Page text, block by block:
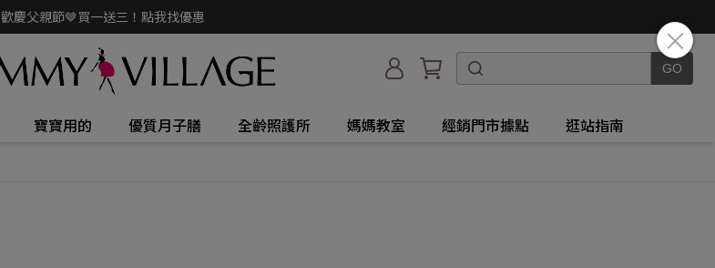
歡慶父親節🤎買一送三！點我找優惠
寶寶用的 優質月子膳 全齡照護所 媽媽教室 經銷門市據點 逛站指南